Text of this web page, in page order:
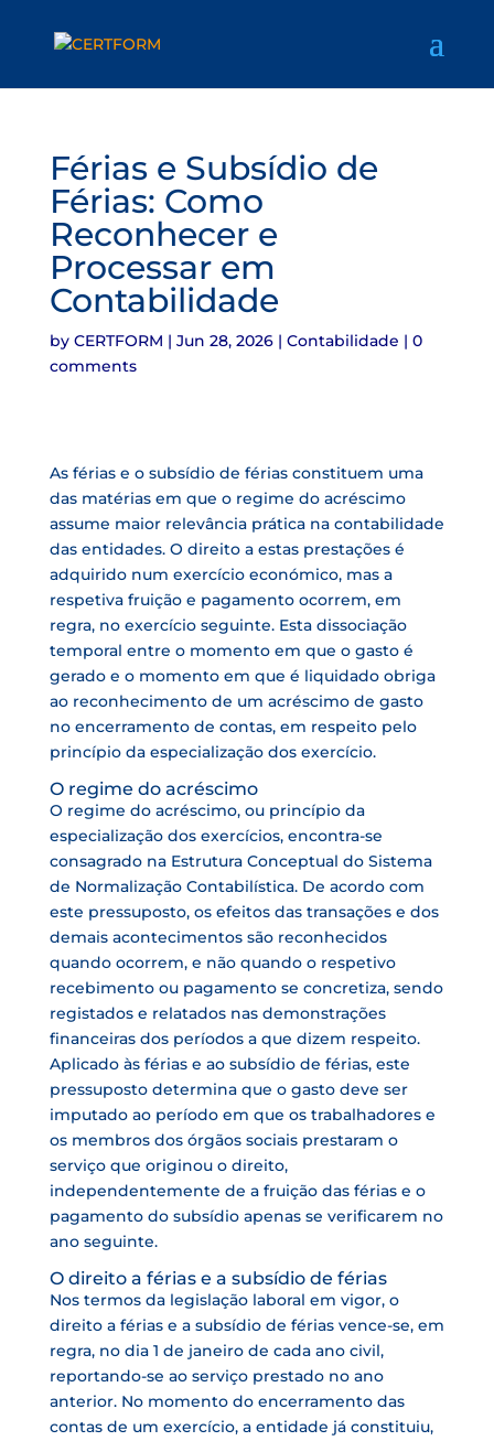
Férias e Subsídio de
Férias: Como
Reconhecer e
Processar em
Contabilidade
by CERTFORM | Jun 28, 2026| Contabilidade | 0
comments
As férias e o subsídio de férias constituem uma
das matérias em que o regime do acréscimo
assume maior relevância prática na contabilidade
das entidades. O direito a estas prestações é
adquirido num exercício económico, mas a
respetiva fruição e pagamento ocorrem, em
regra, no exercício seguinte. Esta dissociação
temporal entre o momento em que o gasto é
gerado e o momento em que é liquidado obriga
ao reconhecimento de um acréscimo de gasto
no encerramento de contas, em respeito pelo
princípio da especialização dos exercício.
O regime do acréscimo
O regime do acréscimo, ou princípio da
especialização dos exercícios, encontra-se
consagrado na Estrutura Conceptual do Sistema
de Normalização Contabilística. De acordo com
este pressuposto, os efeitos das transações e dos
demais acontecimentos são reconhecidos
quando ocorrem, e não quando o respetivo
recebimento ou pagamento se concretiza, sendo
registados e relatados nas demonstrações
financeiras dos períodos a que dizem respeito.
Aplicado às férias e ao subsídio de férias, este
pressuposto determina que o gasto deve ser
imputado ao período em que os trabalhadores e
os membros dos órgãos sociais prestaram o
serviço que originou o direito,
independentemente de a fruição das férias e o
pagamento do subsídio apenas se verificarem no
ano seguinte.
O direito a férias e a subsídio de férias
Nos termos da legislação laboral em vigor, o
direito a férias e a subsídio de férias vence-se, em
regra, no dia 1 de janeiro de cada ano civil,
reportando-se ao serviço prestado no ano
anterior. No momento do encerramento das
contas de um exercício, a entidade já constituiu,